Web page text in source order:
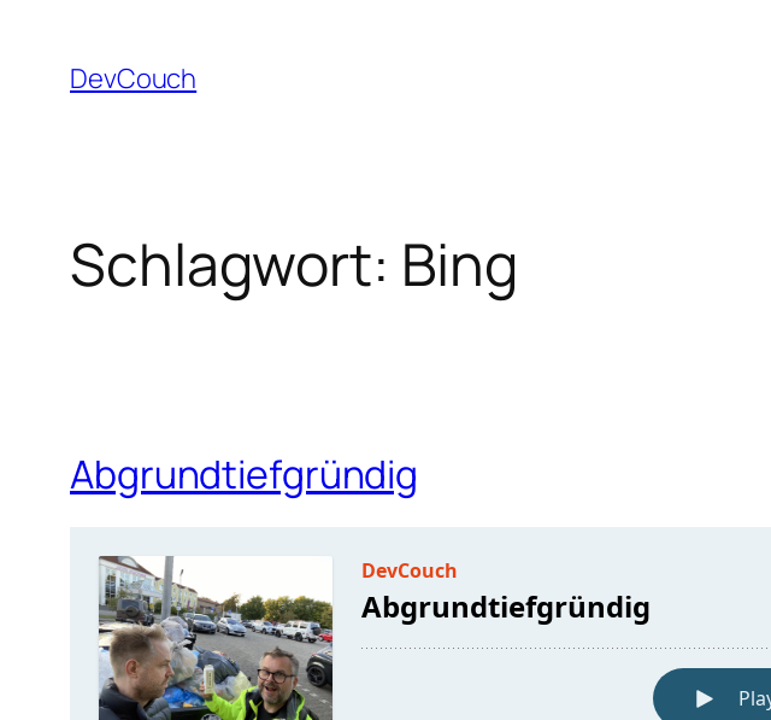
Inhalt
springen
DevCouch
Schlagwort: Bing
Abgrundtiefgründig